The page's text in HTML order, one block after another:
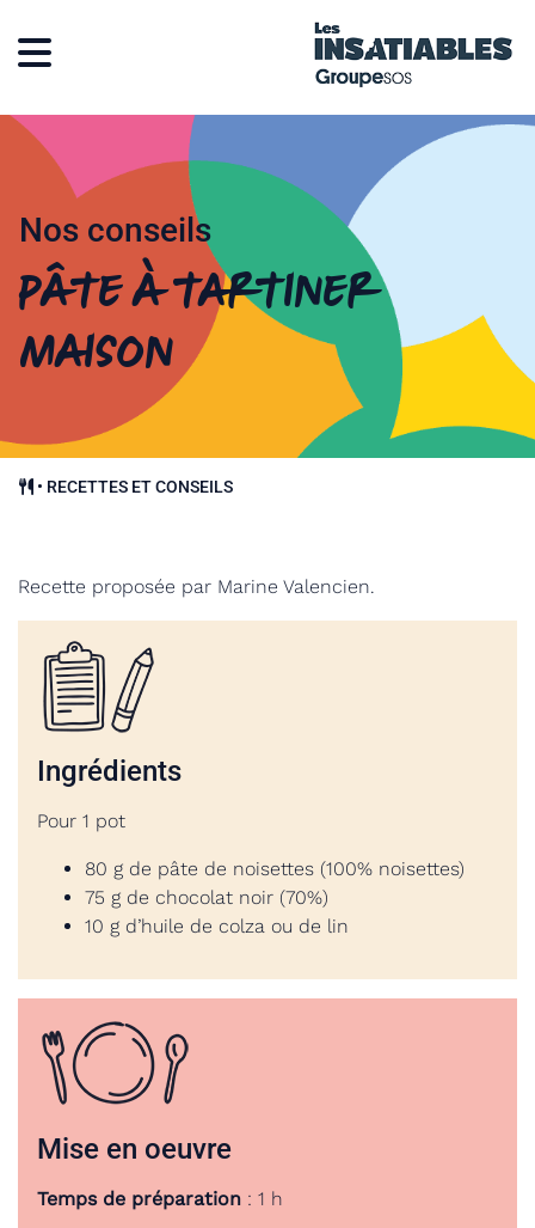
Nos conseils
Pâte à tartiner
maison
• RECETTES ET CONSEILS
Recette proposée par Marine Valencien.
Ingrédients
Pour 1 pot
80 g de pâte de noisettes (100% noisettes)
75 g de chocolat noir (70%)
10 g d’huile de colza ou de lin
Mise en oeuvre
Temps de préparation : 1 h